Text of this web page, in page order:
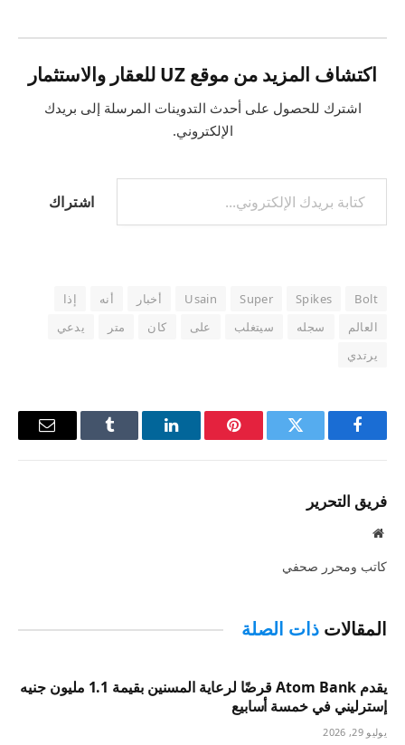
اكتشاف المزيد من موقع UZ للعقار والاستثمار
اشترك للحصول على أحدث التدوينات المرسلة إلى بريدك
الإلكتروني.
كتابة بريدك الإلكتروني...
اشتراك
Bolt
Spikes
Super
Usain أخبار أنه
إذا
العالم
سجله سيتغلب على كان متر
يدعي
يرتدي
فيسبوك تويتر بينتيريستلينكدإن Tumblr
البريد
فريق التحرير
موقع
كاتب ومحرر صحفي
المقالات ذات الصلة
يقدم Atom Bank قرضًا لرعاية المسنين بقيمة 1.1 مليون جنيه
إسترليني في خمسة أسابيع
يوليو 29, 2026